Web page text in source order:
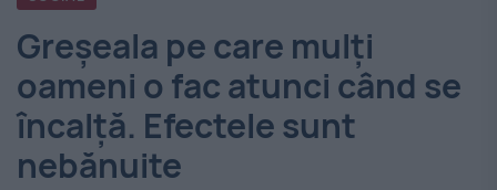
România
-
Evenimentul
Zilei
Greșeala pe care mulți
oameni o fac atunci când se
încalță. Efectele sunt
nebănuite